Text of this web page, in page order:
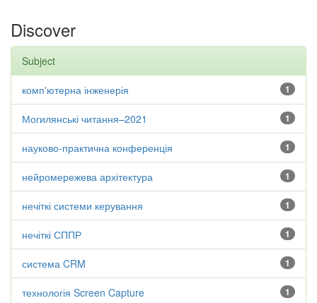
Discover
Subject
1
комп'ютерна інженерія
1
Могилянські читання–2021
1
науково-практична конференція
1
нейромережева архітектура
1
нечіткі системи керування
1
нечіткі СППР
1
система CRM
1
технологія Screen Capture